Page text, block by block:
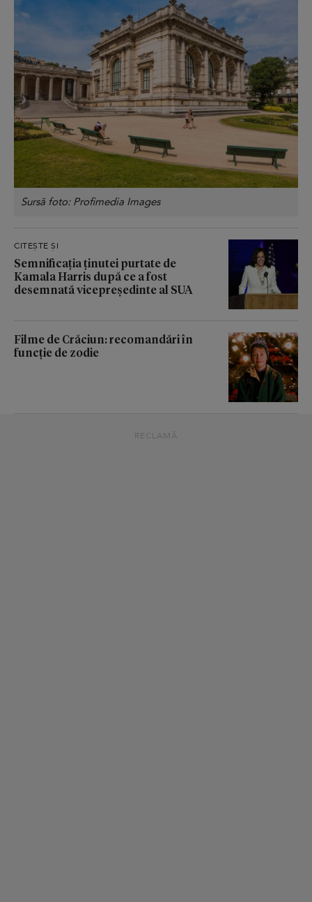
Sursă foto: Profimedia Images
CITEȘTE ȘI
Semnificația ținutei purtate de
Kamala Harris după ce a fost
desemnată vicepreședinte al SUA
Filme de Crăciun: recomandări în
funcție de zodie
RECLAMĂ